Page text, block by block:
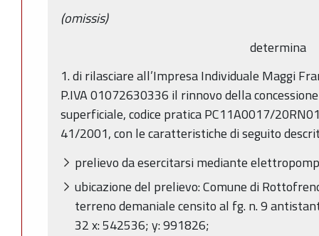
(omissis)
determina
1. di rilasciare all’Impresa Individuale Maggi
P.IVA 01072630336 il rinnovo della
superficiale, codice pratica PC11A0017/
41/2001, con le caratteristiche di seguito
prelievo da esercitarsi mediante
ubicazione del prelievo: Comune di
terreno demaniale censito al fg. n. 9
32 x: 542536; y: 991826;